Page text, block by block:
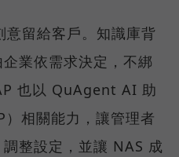
留給客戶。知識庫背
業依需求決定，不綁
也以 QuAgent AI 助
相關能力，讓管理者
整設定，並讓 NAS 成